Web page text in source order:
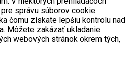
správu súborov cookie
čomu získate lepšiu kontrolu nad
Môžete zakázať ukladanie
webových stránok okrem tých,